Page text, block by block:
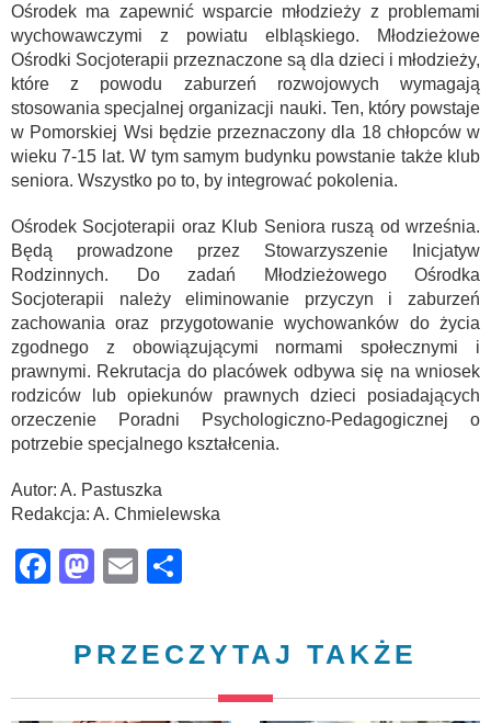
Ośrodek ma zapewnić wsparcie młodzieży z problemami
wychowawczymi z powiatu elbląskiego. Młodzieżowe
Ośrodki Socjoterapii przeznaczone są dla dzieci i młodzieży,
które z powodu zaburzeń rozwojowych wymagają
stosowania specjalnej organizacji nauki. Ten, który powstaje
w Pomorskiej Wsi będzie przeznaczony dla 18 chłopców w
wieku 7-15 lat. W tym samym budynku powstanie także klub
seniora. Wszystko po to, by integrować pokolenia.
Ośrodek Socjoterapii oraz Klub Seniora ruszą od września.
Będą prowadzone przez Stowarzyszenie Inicjatyw
Rodzinnych. Do zadań Młodzieżowego Ośrodka
Socjoterapii należy eliminowanie przyczyn i zaburzeń
zachowania oraz przygotowanie wychowanków do życia
zgodnego z obowiązującymi normami społecznymi i
prawnymi. Rekrutacja do placówek odbywa się na wniosek
rodziców lub opiekunów prawnych dzieci posiadających
orzeczenie Poradni Psychologiczno-Pedagogicznej o
potrzebie specjalnego kształcenia.
Autor: A. Pastuszka
Redakcja: A. Chmielewska
Facebook
Mastodon
Email
PRZECZYTAJ TAKŻE